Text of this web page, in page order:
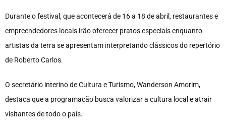
Durante o festival, que acontecerá de 16 a 18 de abril, restaurantes e
empreendedores locais irão oferecer pratos especiais enquanto
artistas da terra se apresentam interpretando clássicos do repertório
de Roberto Carlos.
O secretário interino de Cultura e Turismo, Wanderson Amorim,
destaca que a programação busca valorizar a cultura local e atrair
visitantes de todo o país.